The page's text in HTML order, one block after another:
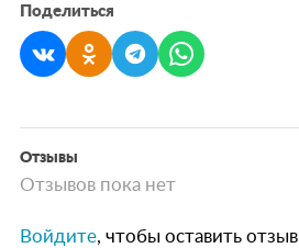
Поделиться
Отзывы
Отзывов пока нет
Войдите, чтобы оставить отзыв